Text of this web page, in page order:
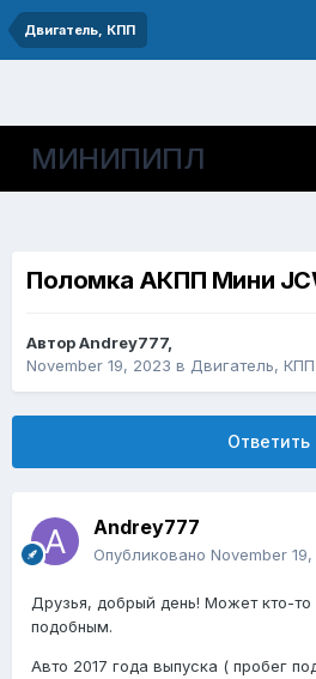
Двигатель, КПП
МИНИПИПЛ
Поломка АКПП Мини
АвторAndrey777,
November 19, 2023 в Двигатель, КПП
Ответить
Andrey777
Опубликовано November
Друзья, добрый день! Может кто-то
подобным.
Авто 2017 года выпуска ( пробег